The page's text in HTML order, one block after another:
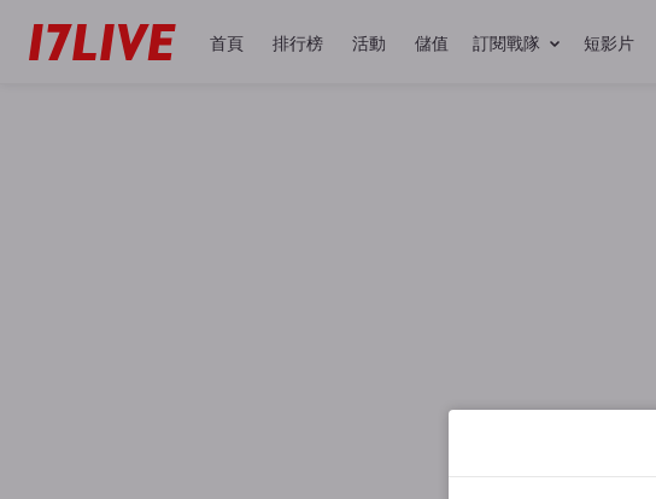
首頁 排行榜 活動 儲值 訂閱戰隊 短影片